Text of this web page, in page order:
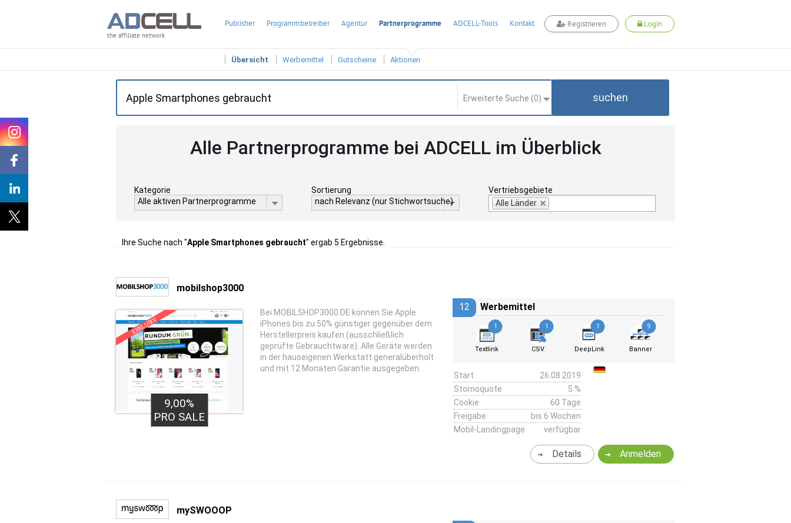
the affiliate network
Publisher Programmbetreiber Agentur Partnerprogramme ADCELL-Tools Kontakt Registrieren Login
Übersicht Werbemittel Gutscheine Aktionen
Erweiterte Suche (0) suchen
Alle Partnerprogramme bei ADCELL im Überblick
Kategorie
Alle aktiven Partnerprogramme
Sortierung
nach Relevanz (nur Stichwortsuche)
Vertriebsgebiete
Alle Länder
Ihre Suche nach "Apple Smartphones gebraucht" ergab 5 Ergebnisse.
mobilshop3000
EXKLUSIV
9,00%
PRO SALE
Bei MOBILSHOP3000.DE können Sie Apple
iPhones bis zu 50% günstiger gegenüber dem
Herstellerpreis kaufen (ausschließlich
geprüfte Gebrauchtware). Alle Geräte werden
in der hauseigenen Werkstatt generalüberholt
und mit 12 Monaten Garantie ausgegeben.
12 Werbemittel
1
Textlink
1
CSV
1
DeepLink
9
Banner
Start
26.08.2019
Stornoquote
5 %
Cookie
60 Tage
Freigabe
bis 6 Wochen
Mobil-Landingpage
verfügbar
Anmelden
Details
mySWOOOP